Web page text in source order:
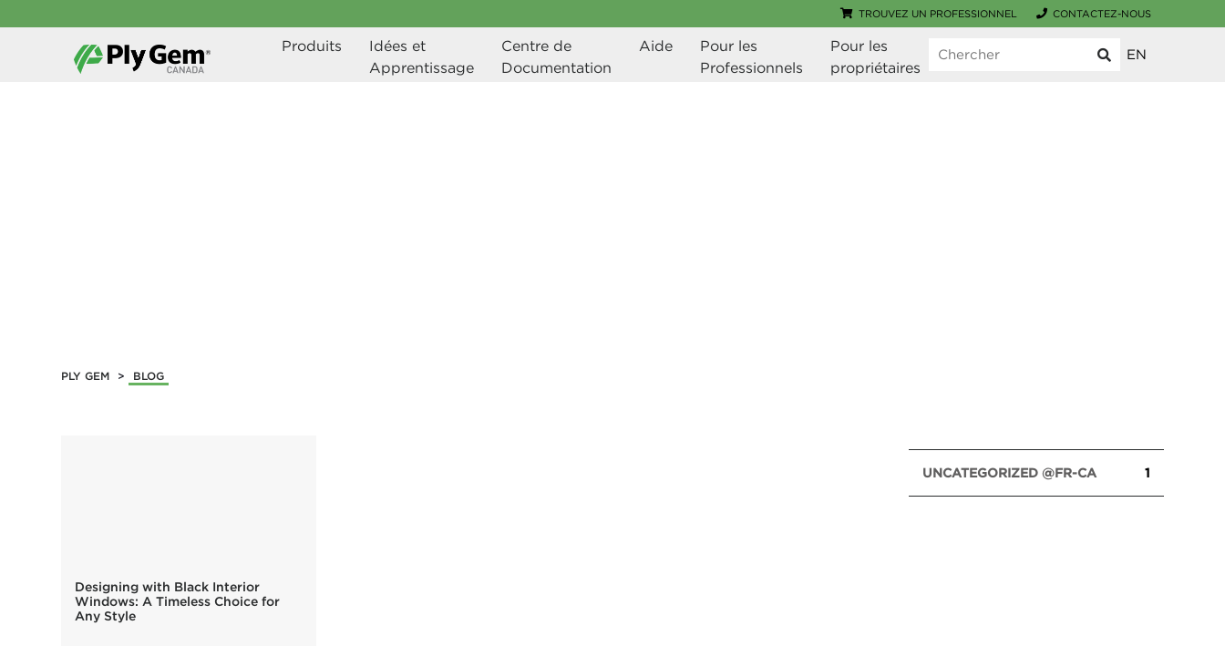
TROUVEZ UN PROFESSIONNEL CONTACTEZ-NOUS
Produits
Idées et
Apprentissage
Centre de
Documentation
Aide
Pour les
Professionnels
Pour les
propriétaires
EN
PLY GEM > BLOG
UNCATEGORIZED @FR-CA 1
Designing with Black Interior
Windows: A Timeless Choice for
Any Style